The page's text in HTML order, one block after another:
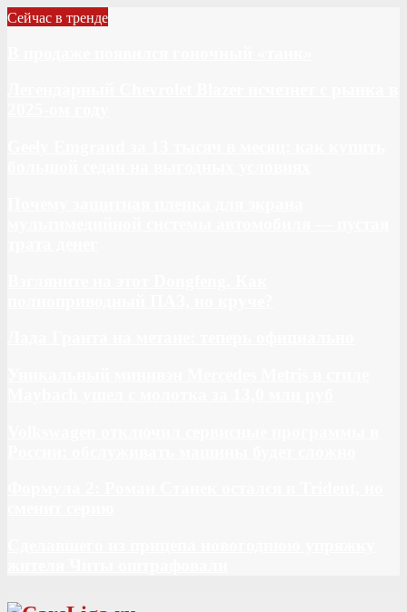
Сейчас в тренде
Vk